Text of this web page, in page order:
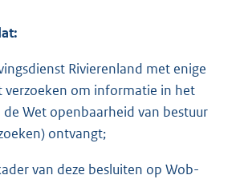
Rivierenland met enige
verzoeken om informatie in het
de Wet openbaarheid van bestuur
ontvangt;
van deze besluiten op Wob-